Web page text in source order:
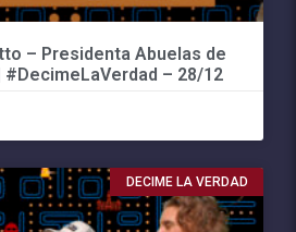
– Presidenta Abuelas de
#DecimeLaVerdad – 28/12
DECIME LA VERDAD